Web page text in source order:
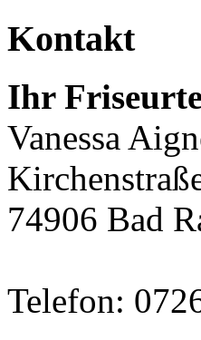
Kontakt
Ihr
Vanessa
74906 Bad
Telefon: